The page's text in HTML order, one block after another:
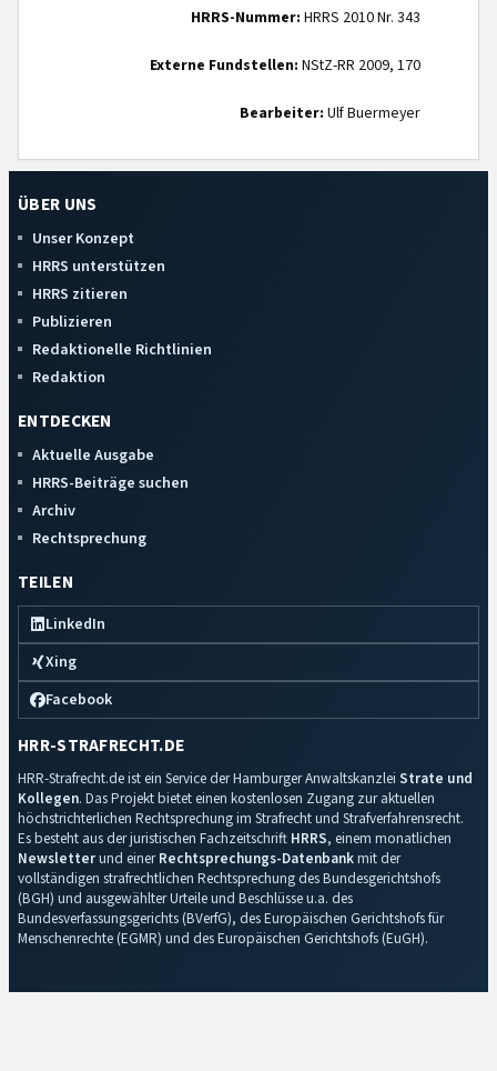
HRRS-Nummer: HRRS 2010 Nr. 343
Externe Fundstellen: NStZ-RR 2009, 170
Bearbeiter: Ulf Buermeyer
ÜBER UNS
Unser Konzept
HRRS unterstützen
HRRS zitieren
Publizieren
Redaktionelle Richtlinien
Redaktion
ENTDECKEN
Aktuelle Ausgabe
HRRS-Beiträge suchen
Archiv
Rechtsprechung
TEILEN
LinkedIn
Xing
Facebook
HRR-STRAFRECHT.DE
HRR-Strafrecht.de ist ein Service der Hamburger Anwaltskanzlei Strate und
Kollegen. Das Projekt bietet einen kostenlosen Zugang zur aktuellen
höchstrichterlichen Rechtsprechung im Strafrecht und Strafverfahrensrecht.
Es besteht aus der juristischen Fachzeitschrift HRRS, einem monatlichen
Newsletterund einerRechtsprechungs-Datenbankmit der
vollständigen strafrechtlichen Rechtsprechung des Bundesgerichtshofs
(BGH) und ausgewählter Urteile und Beschlüsse u.a. des
Bundesverfassungsgerichts (BVerfG), des Europäischen Gerichtshofs für
Menschenrechte (EGMR) und des Europäischen Gerichtshofs (EuGH).